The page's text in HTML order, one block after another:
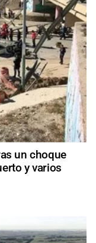
un choque
y varios